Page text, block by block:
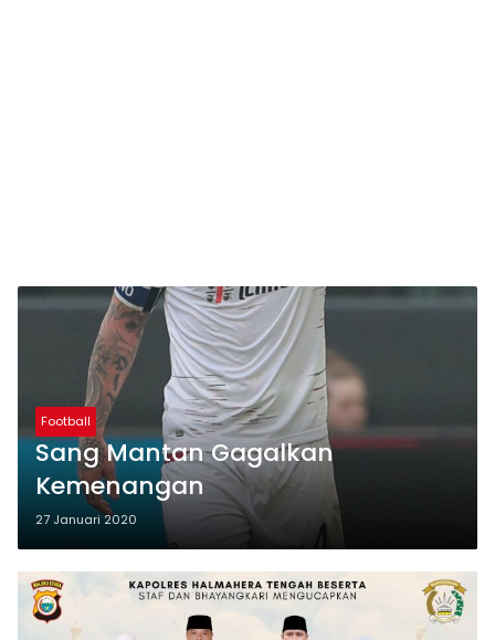
Football
Sang Mantan Gagalkan
Kemenangan
27 Januari 2020